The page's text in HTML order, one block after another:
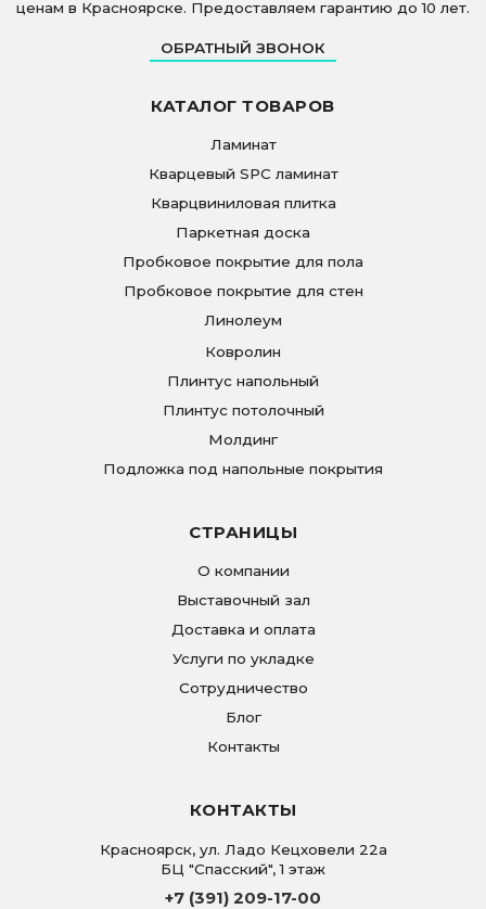
ценам в Красноярске. Предоставляем гарантию до 10 лет.
ОБРАТНЫЙ ЗВОНОК
КАТАЛОГ ТОВАРОВ
Ламинат
Кварцевый SPC ламинат
Кварцвиниловая плитка
Паркетная доска
Пробковое покрытие для пола
Пробковое покрытие для стен
Линолеум
Ковролин
Плинтус напольный
Плинтус потолочный
Молдинг
Подложка под напольные покрытия
СТРАНИЦЫ
О компании
Выставочный зал
Доставка и оплата
Услуги по укладке
Сотрудничество
Блог
Контакты
КОНТАКТЫ
Красноярск, ул. Ладо Кецховели 22а
БЦ "Спасский", 1 этаж
+7 (391) 209-17-00